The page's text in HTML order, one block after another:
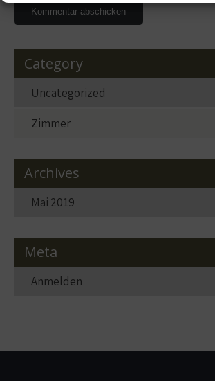
Category
Uncategorized
Zimmer
Archives
Mai 2019
Meta
Anmelden